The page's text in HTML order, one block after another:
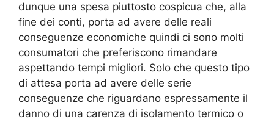
dunque una spesa piuttosto cospicua che, alla
fine dei conti, porta ad avere delle reali
conseguenze economiche quindi ci sono molti
consumatori che preferiscono rimandare
aspettando tempi migliori. Solo che questo tipo
di attesa porta ad avere delle serie
conseguenze che riguardano espressamente il
danno di una carenza di isolamento termico o